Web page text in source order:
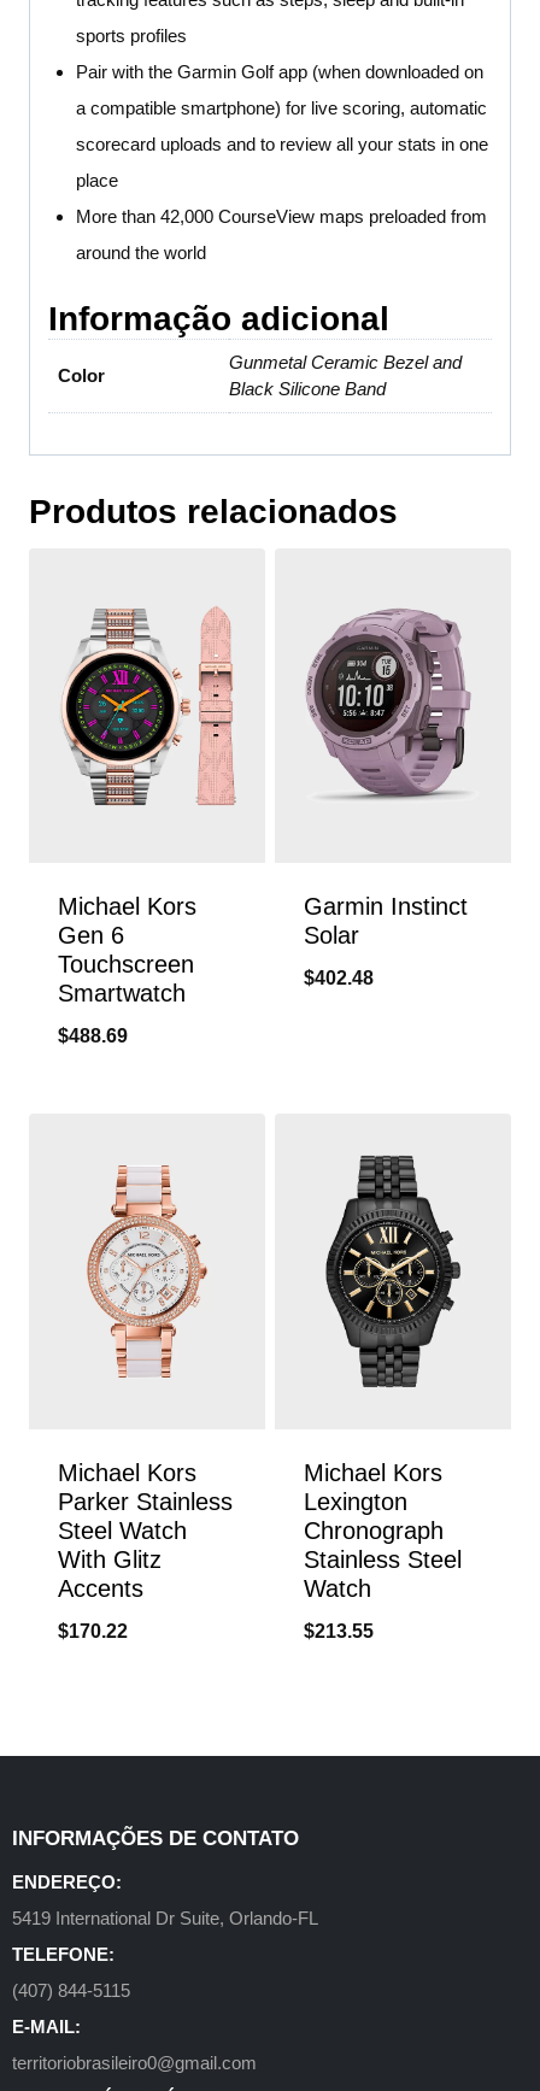
sports profiles
Pair with the Garmin Golf app (when downloaded on
a compatible smartphone) for live scoring, automatic
scorecard uploads and to review all your stats in one
place
More than 42,000 CourseView maps preloaded from
around the world
Informação adicional
Color
Gunmetal Ceramic Bezel and
Black Silicone Band
Produtos relacionados
Michael Kors
Gen 6
Touchscreen
Smartwatch
$488.69
Garmin Instinct
Solar
$402.48
Michael Kors
Parker Stainless
Steel Watch
With Glitz
Accents
$170.22
Michael Kors
Lexington
Chronograph
Stainless Steel
Watch
$213.55
INFORMAÇÕES DE CONTATO
ENDEREÇO:
5419 International Dr Suite, Orlando-FL
TELEFONE:
(407) 844-5115
E-MAIL:
territoriobrasileiro0@gmail.com